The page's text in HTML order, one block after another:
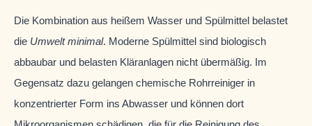
Die Kombination aus heißem Wasser und Spülmittel belastet
die Umwelt minimal. Moderne Spülmittel sind biologisch
abbaubar und belasten Kläranlagen nicht übermäßig. Im
Gegensatz dazu gelangen chemische Rohrreiniger in
konzentrierter Form ins Abwasser und können dort